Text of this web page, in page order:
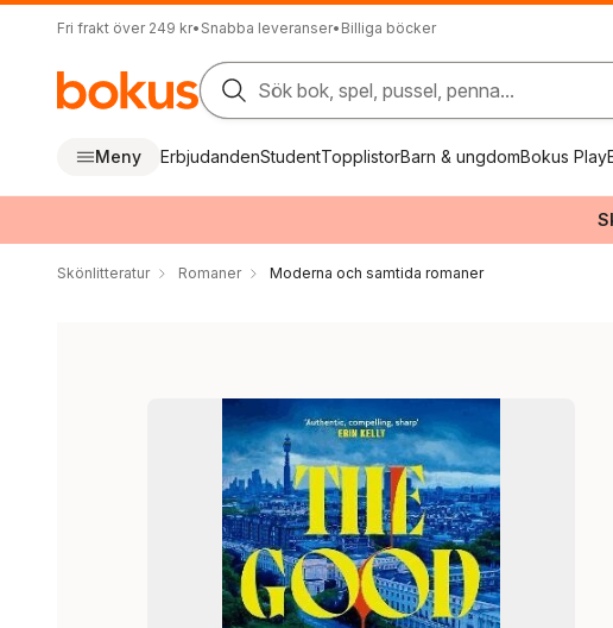
Fri frakt över 249 kr• Snabba leveranser• Billiga böcker
Sök bok, spel, pussel, penna...
Meny ErbjudandenStudentTopplistorBarn & ungdomBokus Play
Skönlitteratur Romaner Moderna och samtida romaner